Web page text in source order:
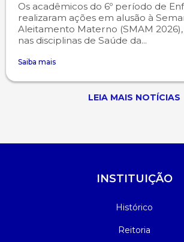
Os acadêmicos do 6º período de
realizaram ações em alusão à
Aleitamento Materno (SMAM
nas disciplinas de Saúde da...
Saiba mais
LEIA MAIS NOTÍCIAS
INSTITUIÇÃO
Histórico
Reitoria